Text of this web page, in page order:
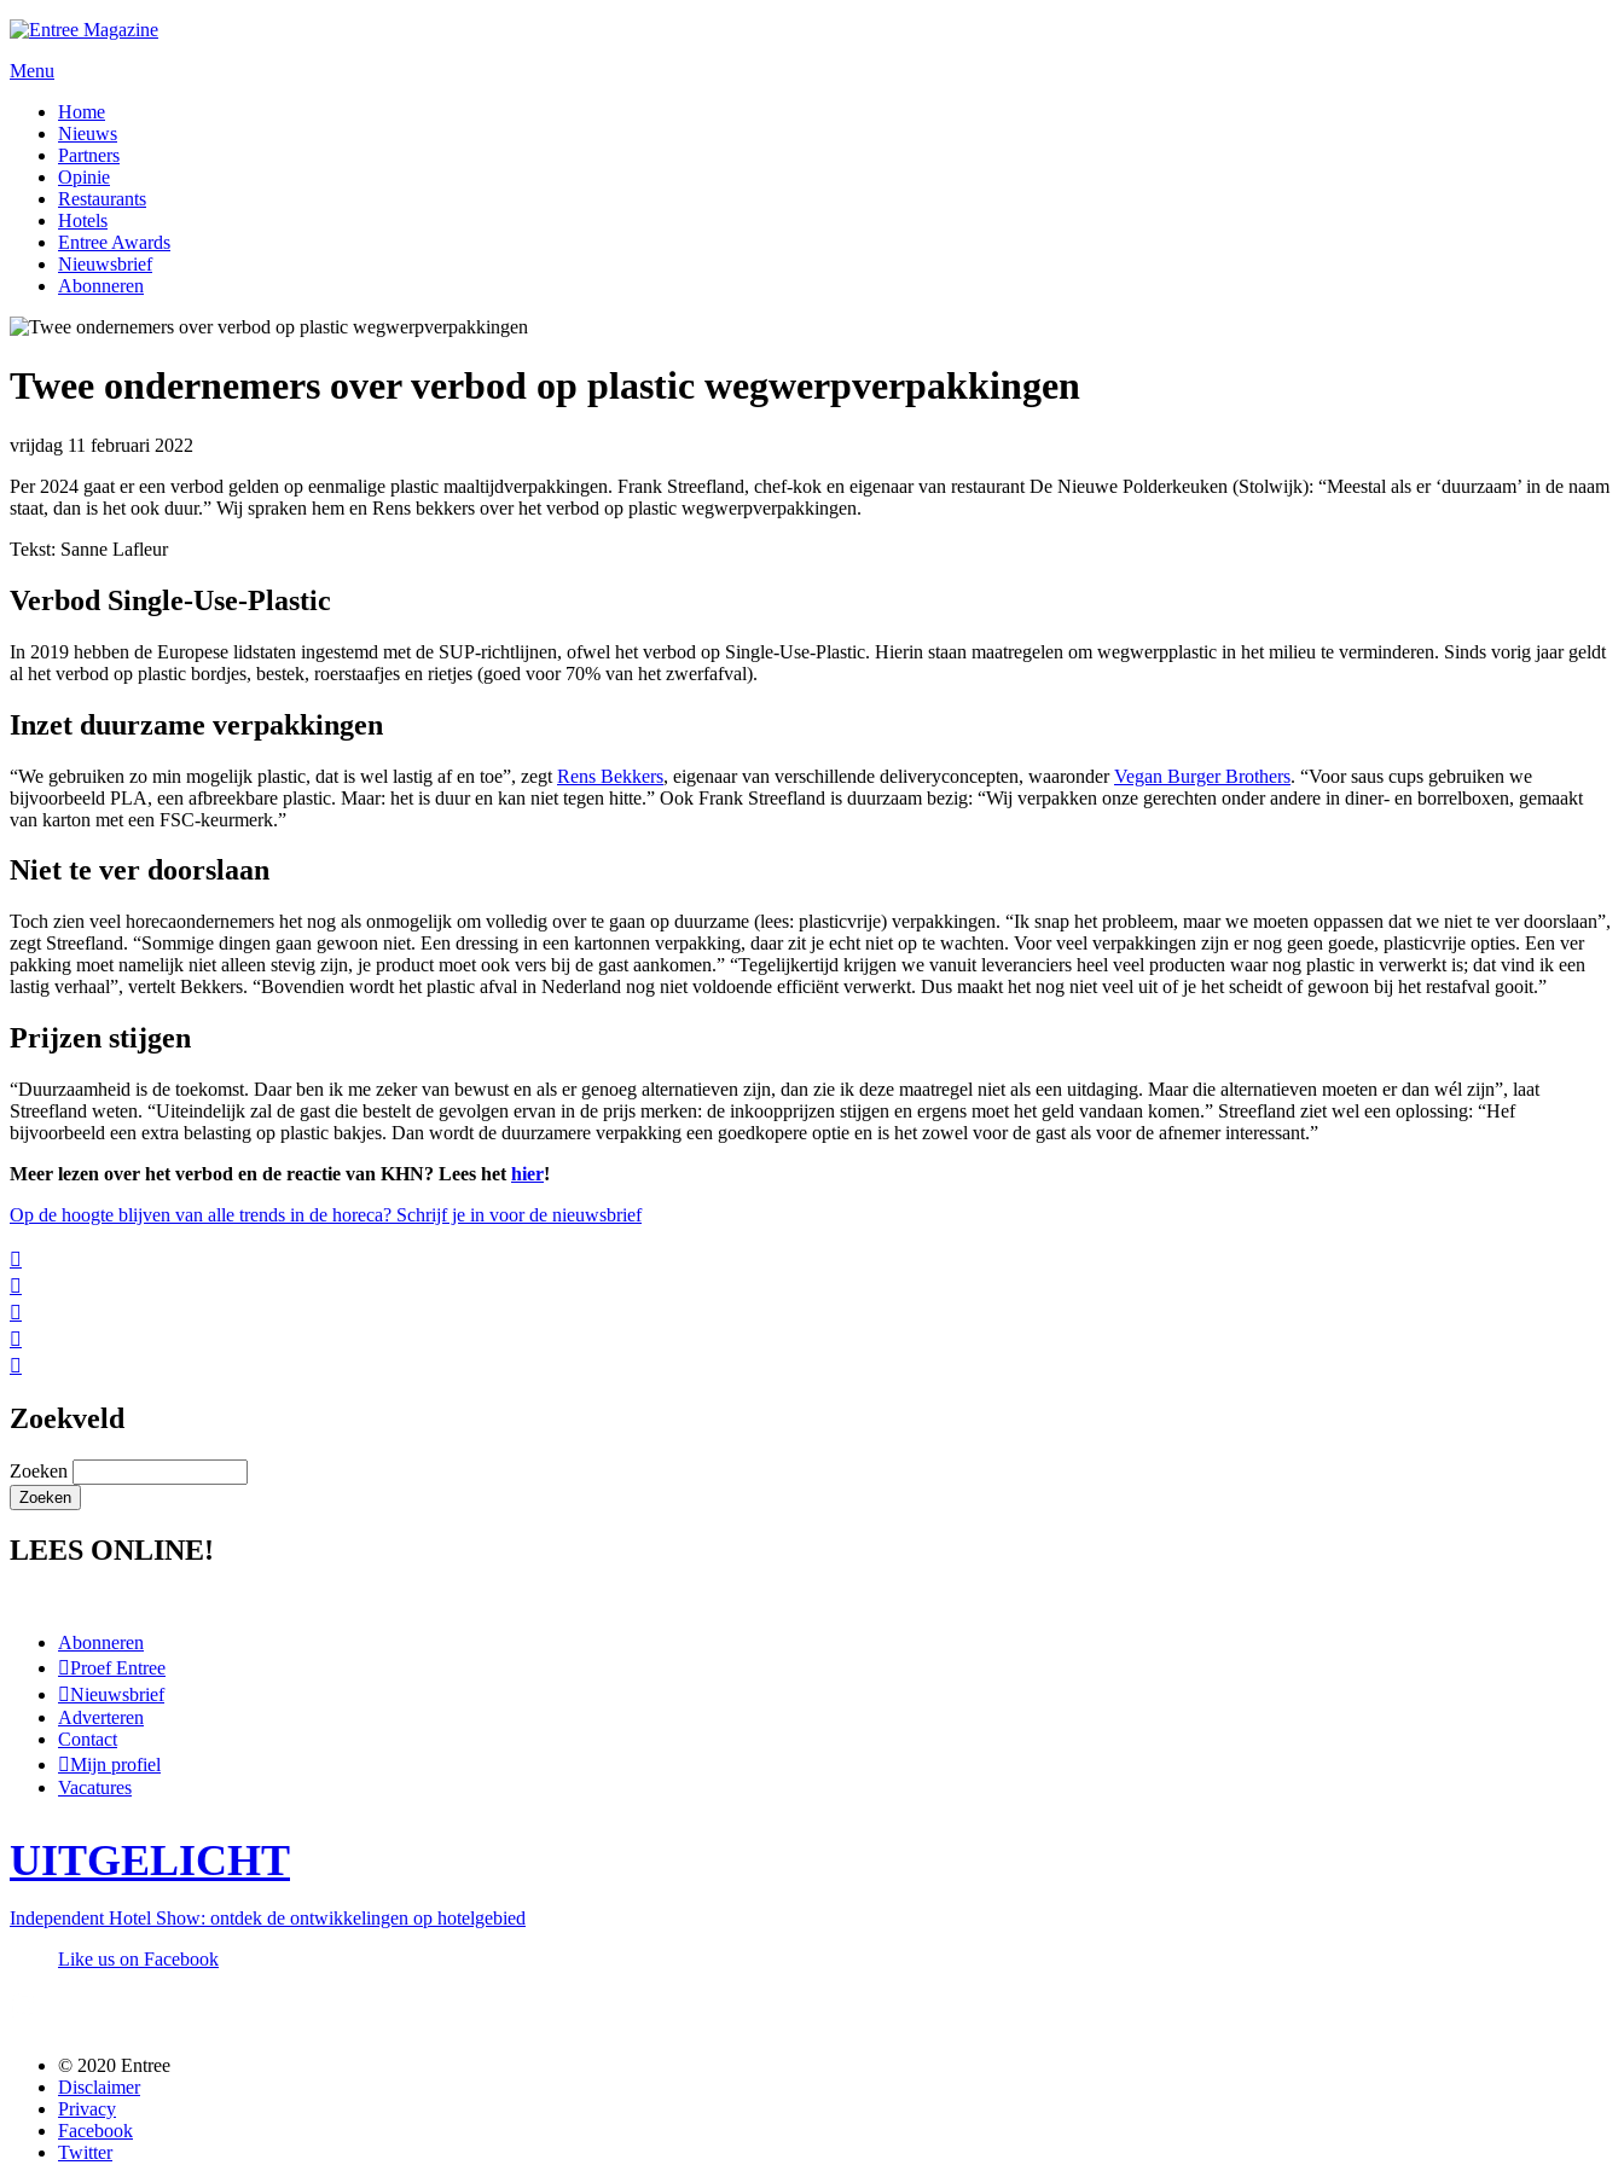
Menu
Home
Nieuws
Partners
Opinie
Restaurants
Hotels
Entree Awards
Nieuwsbrief
Abonneren
Twee ondernemers over verbod op plastic wegwerpverpakkingen
vrijdag 11 februari 2022
Per 2024 gaat er een verbod gelden op eenmalige plastic maaltijdverpakkingen. Frank Streefland, chef-kok en eigenaar van restaurant De Nieuwe Polderkeuken (Stolwijk): “Meestal als er ‘duurzaam’ in de naam
staat, dan is het ook duur.” Wij spraken hem en Rens bekkers over het verbod op plastic wegwerpverpakkingen.
Tekst: Sanne Lafleur
Verbod Single-Use-Plastic
In 2019 hebben de Europese lidstaten ingestemd met de SUP-richtlijnen, ofwel het verbod op Single-Use-Plastic. Hierin staan maatregelen om wegwerpplastic in het milieu te verminderen. Sinds vorig jaar geldt
al het verbod op plastic bordjes, bestek, roerstaafjes en rietjes (goed voor 70% van het zwerfafval).
Inzet duurzame verpakkingen
“We gebruiken zo min mogelijk plastic, dat is wel lastig af en toe”, zegt Rens Bekkers, eigenaar van verschillende deliveryconcepten, waaronderVegan Burger Brothers. “Voor saus cups gebruiken we
bijvoorbeeld PLA, een afbreekbare plastic. Maar: het is duur en kan niet tegen hitte.” Ook Frank Streefland is duurzaam bezig: “Wij verpakken onze gerechten onder andere in diner- en borrelboxen, gemaakt
van karton met een FSC-keurmerk.”
Niet te ver doorslaan
Toch zien veel horecaondernemers het nog als onmogelijk om volledig over te gaan op duurzame (lees: plasticvrije) verpakkingen. “Ik snap het probleem, maar we moeten oppassen dat we niet te ver doorslaan”,
zegt Streefland. “Sommige dingen gaan gewoon niet. Een dressing in een kartonnen verpakking, daar zit je echt niet op te wachten. Voor veel verpakkingen zijn er nog geen goede, plasticvrije opties. Een ver
pakking moet namelijk niet alleen stevig zijn, je product moet ook vers bij de gast aankomen.” “Tegelijkertijd krijgen we vanuit leveranciers heel veel producten waar nog plastic in verwerkt is; dat vind ik een
lastig verhaal”, vertelt Bekkers. “Bovendien wordt het plastic afval in Nederland nog niet voldoende efficiënt verwerkt. Dus maakt het nog niet veel uit of je het scheidt of gewoon bij het restafval gooit.”
Prijzen stijgen
“Duurzaamheid is de toekomst. Daar ben ik me zeker van bewust en als er genoeg alternatieven zijn, dan zie ik deze maatregel niet als een uitdaging. Maar die alternatieven moeten er dan wél zijn”, laat
Streefland weten. “Uiteindelijk zal de gast die bestelt de gevolgen ervan in de prijs merken: de inkoopprijzen stijgen en ergens moet het geld vandaan komen.” Streefland ziet wel een oplossing: “Hef
bijvoorbeeld een extra belasting op plastic bakjes. Dan wordt de duurzamere verpakking een goedkopere optie en is het zowel voor de gast als voor de afnemer interessant.”
Meer lezen over het verbod en de reactie van KHN? Lees het hier!
Op de hoogte blijven van alle trends in de horeca? Schrijf je in voor de nieuwsbrief





Zoekveld
Zoeken
LEES ONLINE!
Abonneren
Proef Entree
Nieuwsbrief
Adverteren
Contact
Mijn profiel
Vacatures
UITGELICHT
Independent Hotel Show: ontdek de ontwikkelingen op hotelgebied
Like us on Facebook
© 2020 Entree
Disclaimer
Privacy
Facebook
Twitter